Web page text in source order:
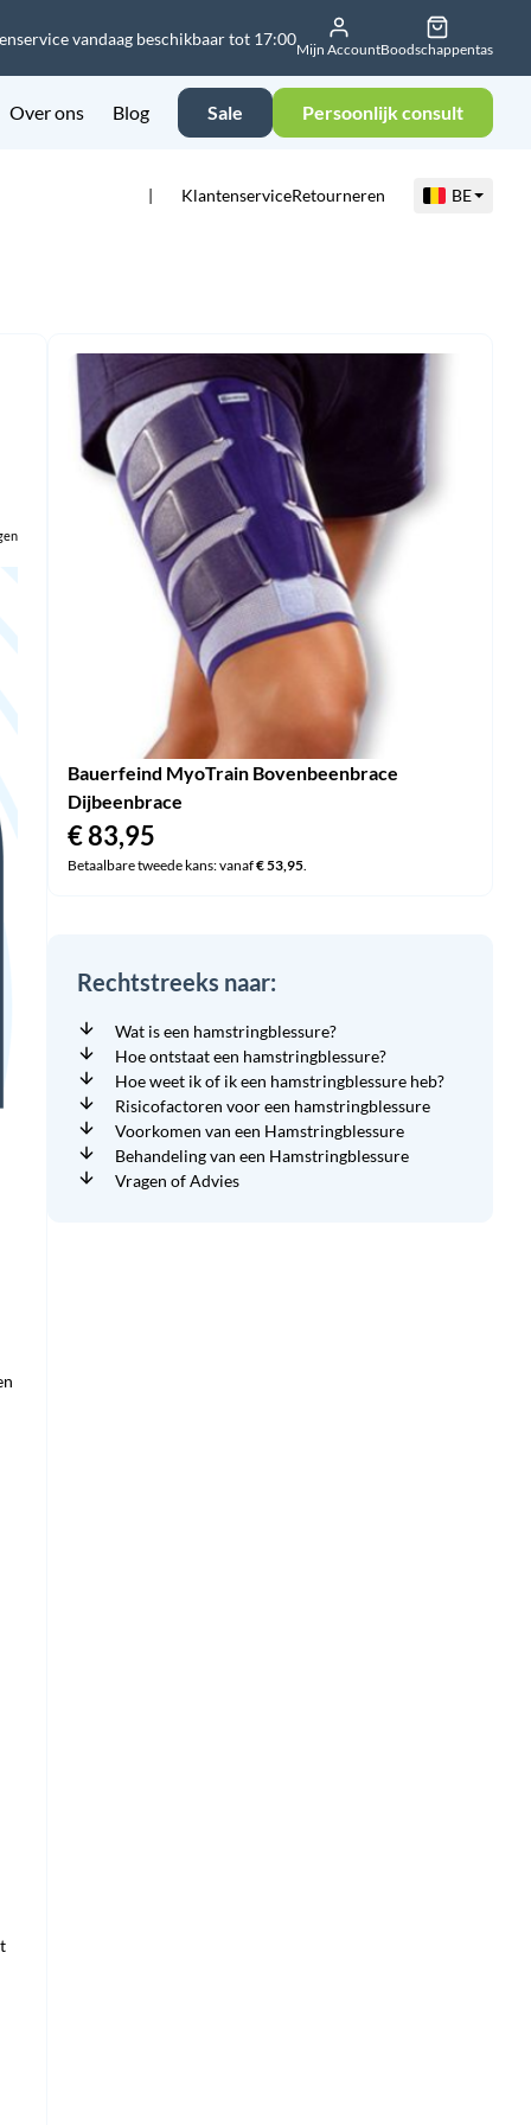
vandaag beschikbaar tot 17:00
Mijn AccountBoodschappentas
Over ons Blog Sale Persoonlijk consult
KlantenserviceRetourneren BE
Bauerfeind MyoTrain Bovenbeenbrace
Dijbeenbrace
€83,95
Betaalbare tweede kans: vanaf€53,95.
Rechtstreeks naar:
Wat is een hamstringblessure?
Hoe ontstaat een hamstringblessure?
Hoe weet ik of ik een hamstringblessure heb?
Risicofactoren voor een hamstringblessure
Voorkomen van een Hamstringblessure
Behandeling van een Hamstringblessure
Vragen of Advies